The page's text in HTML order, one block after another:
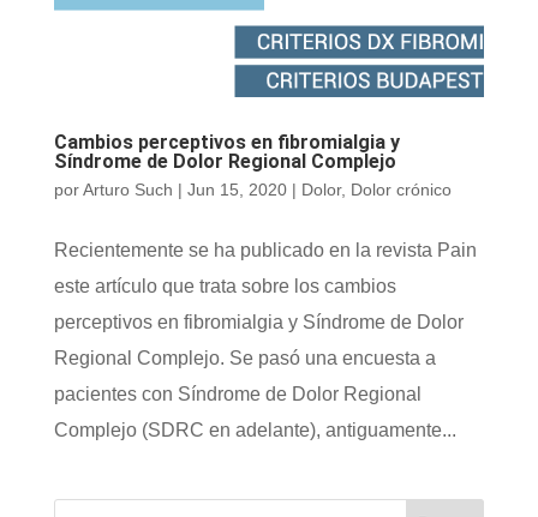
Cambios perceptivos en fibromialgia y
Síndrome de Dolor Regional Complejo
porArturo Such | Jun 15, 2020| Dolor, Dolor crónico
Recientemente se ha publicado en la revista Pain
este artículo que trata sobre los cambios
perceptivos en fibromialgia y Síndrome de Dolor
Regional Complejo. Se pasó una encuesta a
pacientes con Síndrome de Dolor Regional
Complejo (SDRC en adelante), antiguamente...